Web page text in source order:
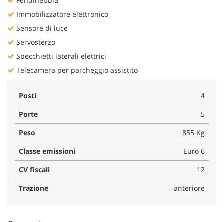
Immobilizzatore elettronico
Sensore di luce
Servosterzo
Specchietti laterali elettrici
Telecamera per parcheggio assistito
Posti
4
Porte
5
Peso
855 Kg
Classe emissioni
Euro 6
CV fiscali
12
Trazione
anteriore